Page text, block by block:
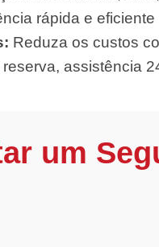
rápida e
Reduza os custos
reserva, assistência
um